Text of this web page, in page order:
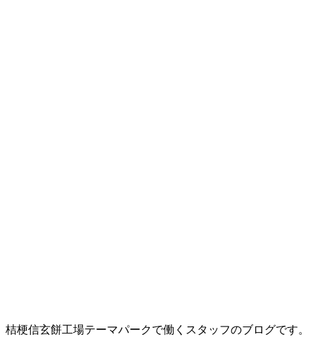
桔梗信玄餅工場テーマパークで働くスタッフのブログです。